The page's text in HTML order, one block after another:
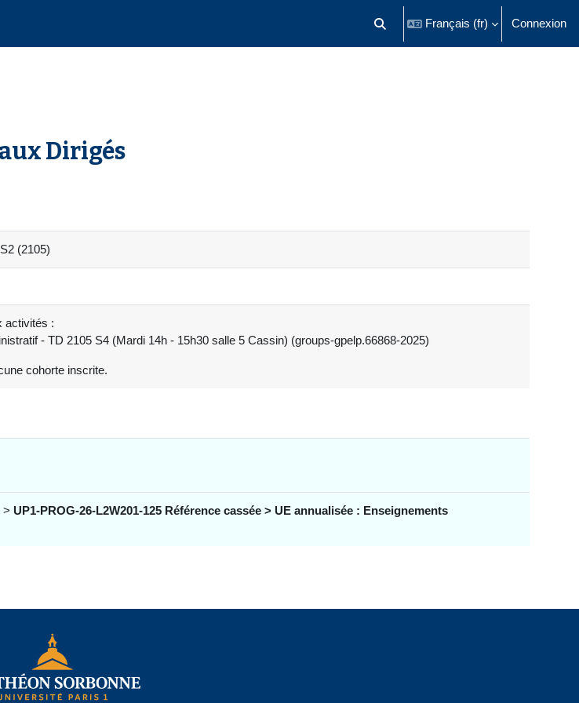
Activer/désactiver la saisie de
Français ‎(fr)‎ Connexion
Dirigés
(2105)
activités :
- TD 2105 S4 (Mardi 14h - 15h30 salle 5 Cassin) (groups-gpelp.66868-2025)
cohorte inscrite.
> UP1-PROG-26-L2W201-125 Référence cassée > UE annualisée : Enseignements